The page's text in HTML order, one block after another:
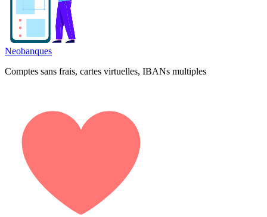
Neobanques
Comptes sans frais, cartes virtuelles, IBANs multiples